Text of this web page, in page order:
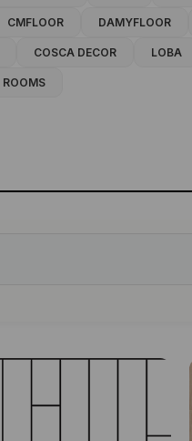
CMFLOOR DAMYFLOOR
COSCA DECOR LOBA
ROOMS